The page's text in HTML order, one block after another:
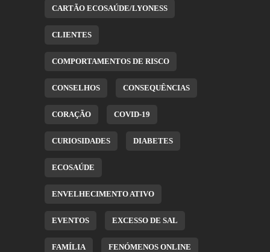
CARTÃO ECOSAÚDE/LYONESS
CLIENTES
COMPORTAMENTOS DE RISCO
CONSELHOS CONSEQUÊNCIAS
CORAÇÃO COVID-19
CURIOSIDADES DIABETES
ECOSAÚDE
ENVELHECIMENTO ATIVO
EVENTOS EXCESSO DE SAL
FAMÍLIA FENÓMENOS ONLINE